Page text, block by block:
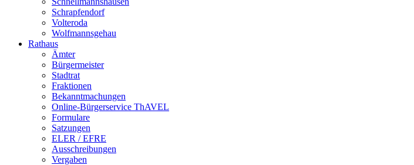
Schrapfendorf
Volteroda
Wolfmannsgehau
Rathaus
Ämter
Bürgermeister
Stadtrat
Fraktionen
Bekanntmachungen
Online-Bürgerservice ThAVEL
Formulare
Satzungen
ELER / EFRE
Ausschreibungen
Vergaben